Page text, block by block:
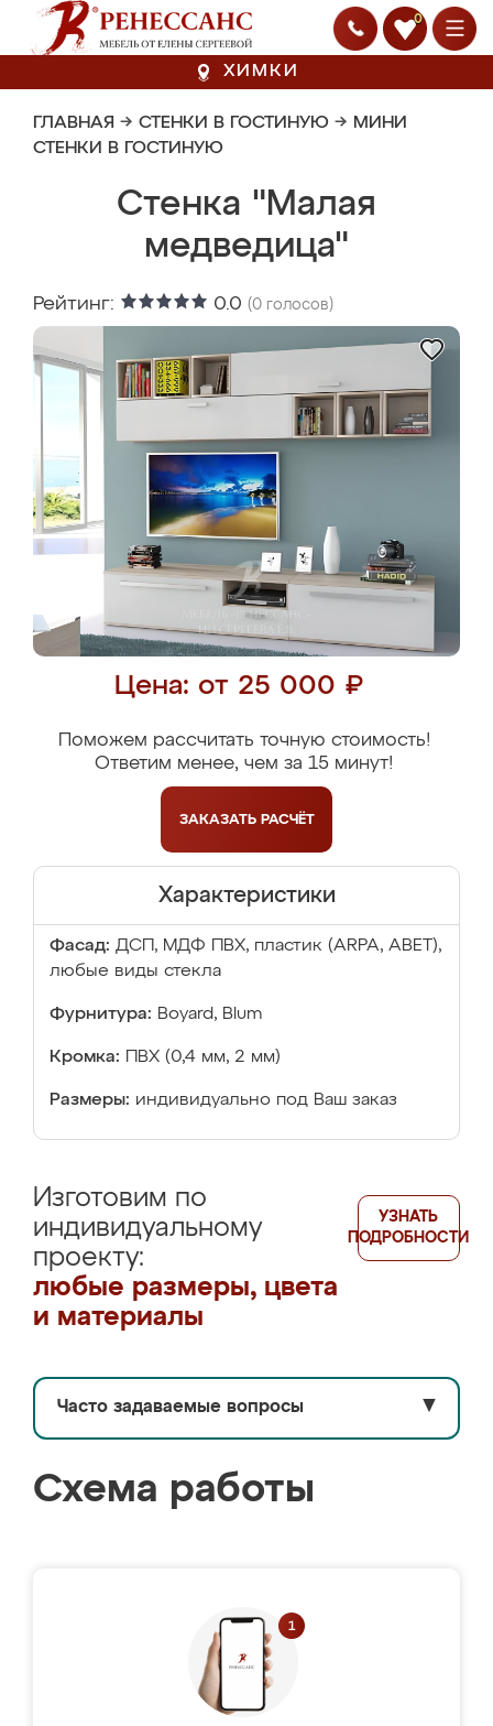
0
ХИМКИ
ГЛАВНАЯ → СТЕНКИ В ГОСТИНУЮ → МИНИ
СТЕНКИ В ГОСТИНУЮ
Стенка "Малая
медведица"
Рейтинг: 0.0 (0 голосов)
Цена: от 25 000 ₽
Поможем рассчитать точную стоимость!
Ответим менее, чем за 15 минут!
ЗАКАЗАТЬ РАСЧЁТ
Характеристики
Фасад: ДСП, МДФ ПВХ, пластик (ARPA, ABET),
любые виды стекла
Фурнитура: Boyard, Blum
Кромка: ПВХ (0,4 мм, 2 мм)
Размеры: индивидуально под Ваш заказ
Изготовим по
индивидуальному
проекту:
любые размеры, цвета
и материалы
УЗНАТЬ
ПОДРОБНОСТИ
Часто задаваемые вопросы ▼
Схема работы